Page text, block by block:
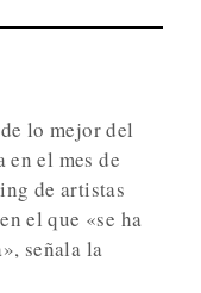
lo mejor del
el mes de
de artistas
el que «se ha
señala la